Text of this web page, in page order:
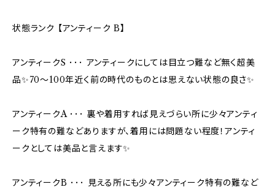
状態ランク 【アンティーク B】
アンティークS ･･･ アンティークにしては目立つ難など無く超美
品✨70〜100年近く前の時代のものとは思えない状態の良さ✨
アンティークA ･･･ 裏や着用すれば見えづらい所に少々アンティ
ーク特有の難などありますが、着用には問題ない程度！アンティ
ークとしては美品と言えます✨
アンティークB ･･･ 見える所にも少々アンティーク特有の難など